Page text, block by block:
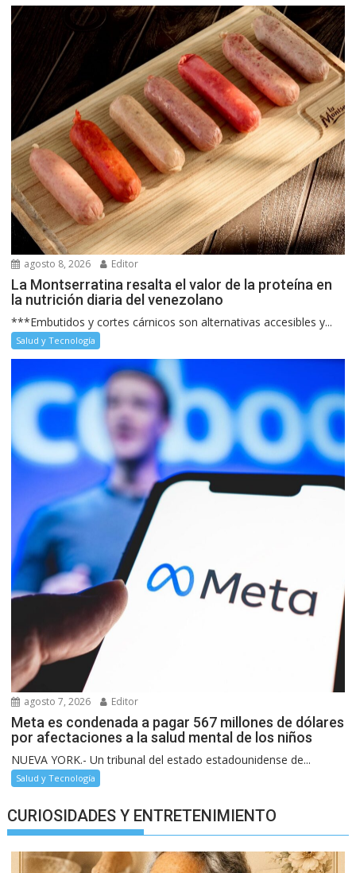
agosto 8, 2026 Editor
La Montserratina resalta el valor de la proteína en
la nutrición diaria del venezolano
***Embutidos y cortes cárnicos son alternativas accesibles y...
Salud y Tecnología
agosto 7, 2026 Editor
Meta es condenada a pagar 567 millones de dólares
por afectaciones a la salud mental de los niños
NUEVA YORK.- Un tribunal del estado estadounidense de...
Salud y Tecnología
CURIOSIDADES Y ENTRETENIMIENTO